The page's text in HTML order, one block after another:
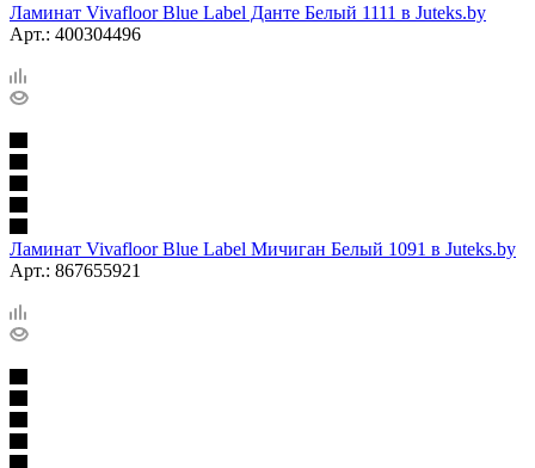
Ламинат Vivafloor Blue Label Данте Белый 1111 в Juteks.by
Арт.: 400304496
Ламинат Vivafloor Blue Label Мичиган Белый 1091 в Juteks.by
Арт.: 867655921